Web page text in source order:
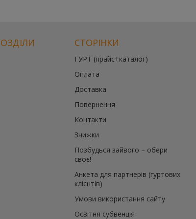
СТОРІНКИ
ГУРТ (прайс+каталог)
Оплата
Доставка
Повернення
Контакти
Знижки
Позбудься зайвого – обери
своє!
Анкета для партнерів (гуртових
клієнтів)
Умови використання сайту
Освітня субвенція